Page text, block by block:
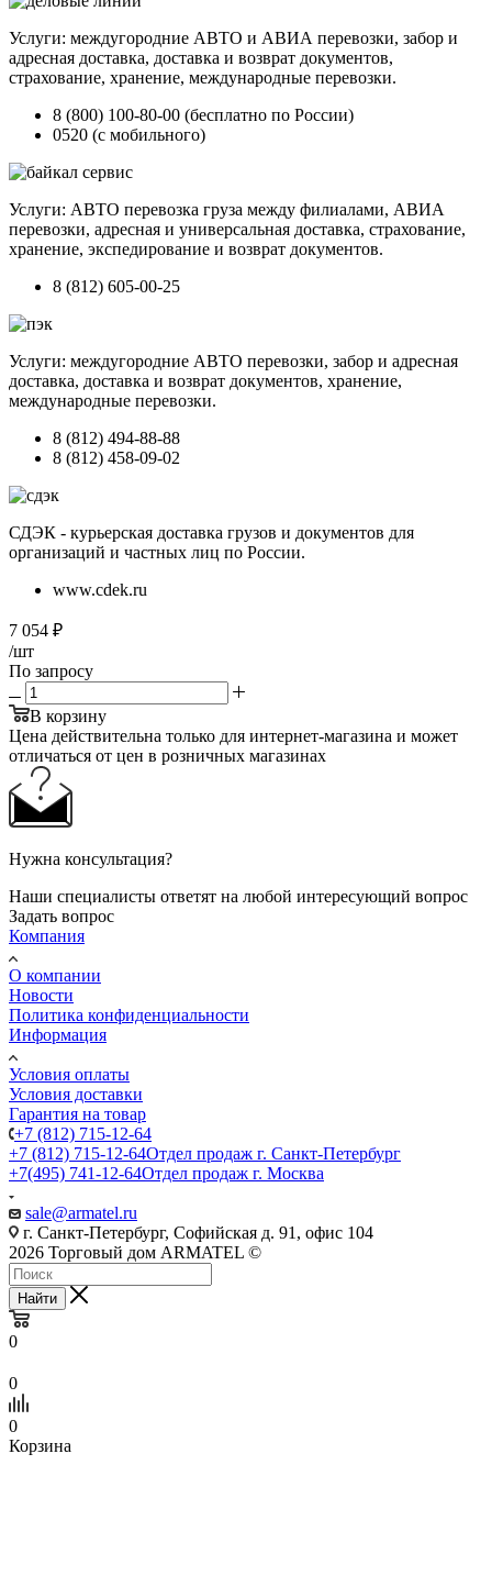
Услуги: междугородние АВТО и АВИА перевозки, забор и
адресная доставка, доставка и возврат документов,
страхование, хранение, международные перевозки.
8 (800) 100-80-00 (бесплатно по России)
0520 (с мобильного)
Услуги: АВТО перевозка груза между филиалами, АВИА
перевозки, адресная и универсальная доставка, страхование,
хранение, экспедирование и возврат документов.
8 (812) 605-00-25
Услуги: междугородние АВТО перевозки, забор и адресная
доставка, доставка и возврат документов, хранение,
международные перевозки.
8 (812) 494-88-88
8 (812) 458-09-02
СДЭК - курьерская доставка грузов и документов для
организаций и частных лиц по России.
www.cdek.ru
7 054 ₽
/шт
По запросу
В корзину
Цена действительна только для интернет-магазина и может
отличаться от цен в розничных магазинах
Нужна консультация?
Наши специалисты ответят на любой интересующий вопрос
Задать вопрос
Компания
О компании
Новости
Политика конфиденциальности
Информация
Условия оплаты
Условия доставки
Гарантия на товар
+7 (812) 715-12-64
+7 (812) 715-12-64Отдел продаж г. Санкт-Петербург
+7(495) 741-12-64Отдел продаж г. Москва
sale@armatel.ru
г. Санкт-Петербург, Софийская д. 91, офис 104
2026 Торговый дом ARMATEL ©
Найти
0
0
0
Корзина